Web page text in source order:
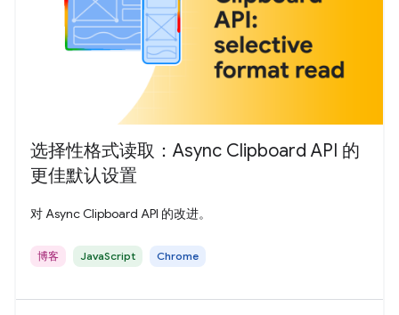
选择性格式读取：Async Clipboard API 的
更佳默认设置
对 Async Clipboard API 的改进。
博客 JavaScript Chrome